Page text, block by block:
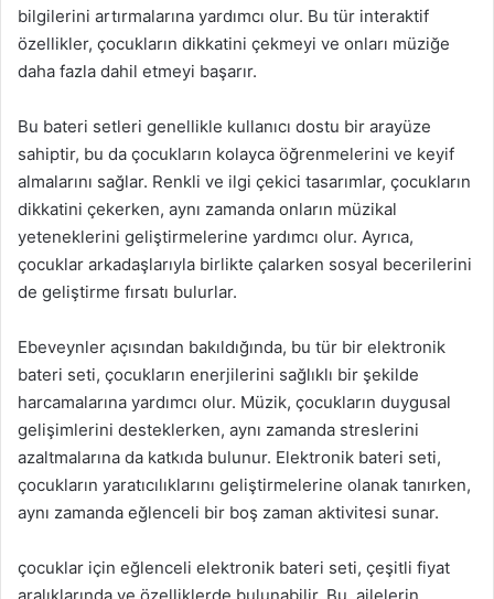
bilgilerini artırmalarına yardımcı olur. Bu tür interaktif
özellikler, çocukların dikkatini çekmeyi ve onları müziğe
daha fazla dahil etmeyi başarır.
Bu bateri setleri genellikle kullanıcı dostu bir arayüze
sahiptir, bu da çocukların kolayca öğrenmelerini ve keyif
almalarını sağlar. Renkli ve ilgi çekici tasarımlar, çocukların
dikkatini çekerken, aynı zamanda onların müzikal
yeteneklerini geliştirmelerine yardımcı olur. Ayrıca,
çocuklar arkadaşlarıyla birlikte çalarken sosyal becerilerini
de geliştirme fırsatı bulurlar.
Ebeveynler açısından bakıldığında, bu tür bir elektronik
bateri seti, çocukların enerjilerini sağlıklı bir şekilde
harcamalarına yardımcı olur. Müzik, çocukların duygusal
gelişimlerini desteklerken, aynı zamanda streslerini
azaltmalarına da katkıda bulunur. Elektronik bateri seti,
çocukların yaratıcılıklarını geliştirmelerine olanak tanırken,
aynı zamanda eğlenceli bir boş zaman aktivitesi sunar.
çocuklar için eğlenceli elektronik bateri seti, çeşitli fiyat